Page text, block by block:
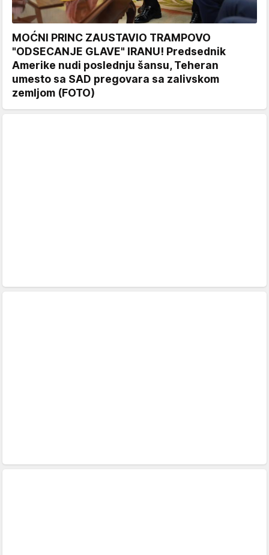
MOĆNI PRINC ZAUSTAVIO TRAMPOVO
"ODSECANJE GLAVE" IRANU! Predsednik
Amerike nudi poslednju šansu, Teheran
umesto sa SAD pregovara sa zalivskom
zemljom (FOTO)